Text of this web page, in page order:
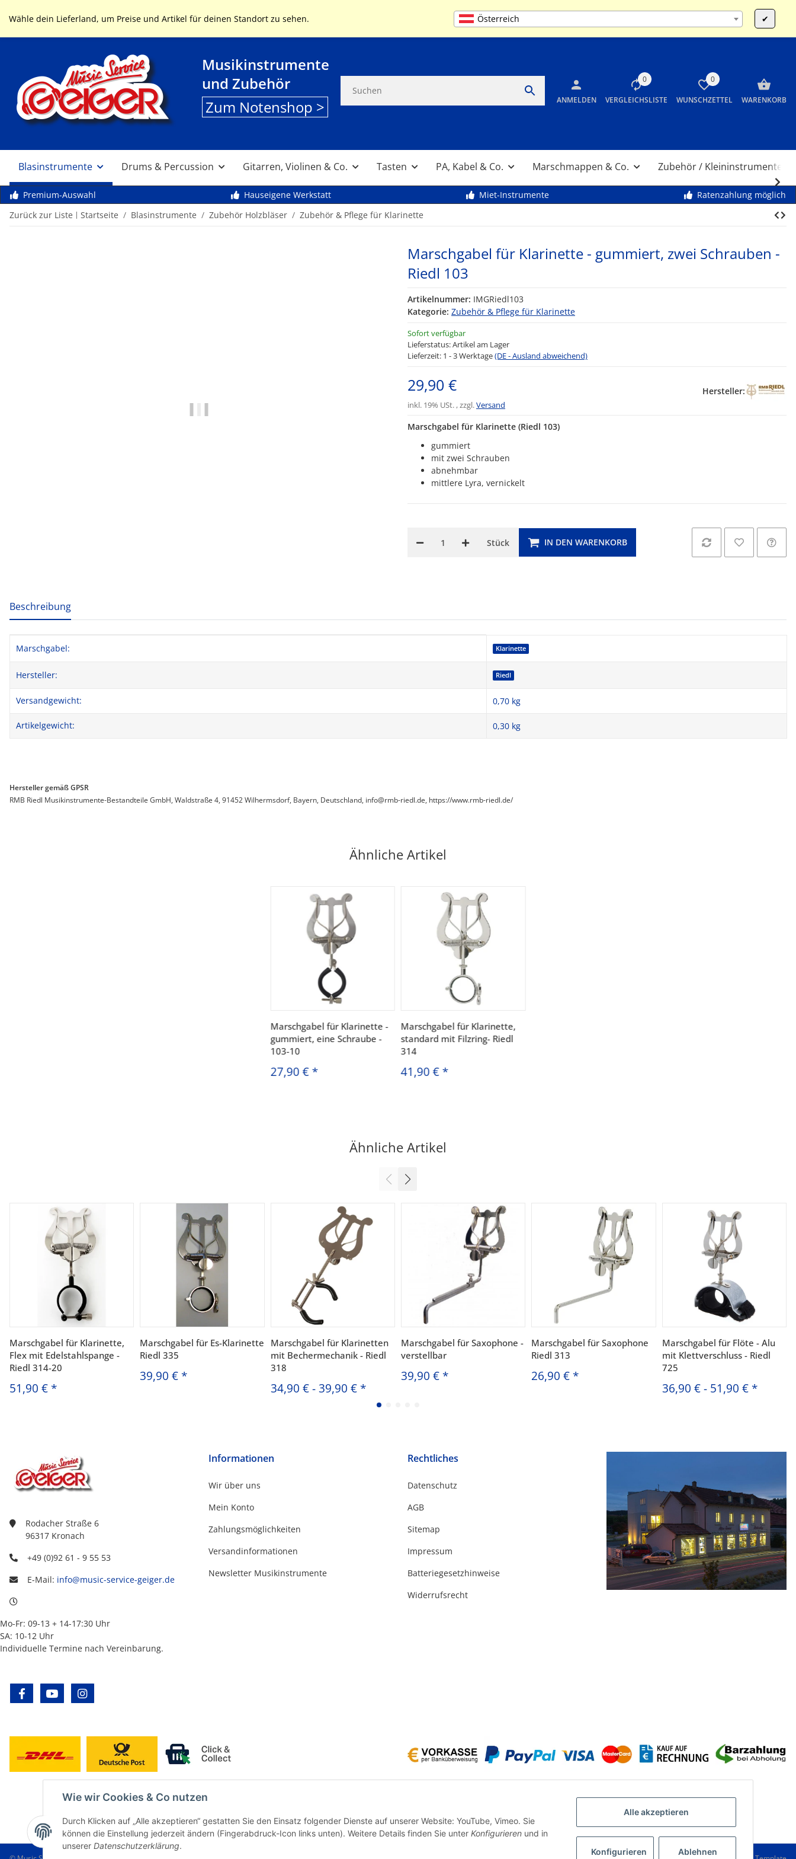
Wähle dein Lieferland, um Preise und Artikel für deinen Standort zu sehen. Österreich ✔
Wie wir Cookies & Co nutzen
Durch Klicken auf „Alle akzeptieren“ gestatten Sie den Einsatz folgender Dienste auf unserer Website: YouTube, Vimeo. Sie
können die Einstellung jederzeit ändern (Fingerabdruck-Icon links unten). Weitere Details finden Sie unter Konfigurieren und in
unserer Datenschutzerklärung.
Alle akzeptieren
Konfigurieren Ablehnen
Service & Hilfe MO-FR 9:00 bis 13:00 und 14:00 bis 17:30 Uhr SA 10:00 bis 12:00 Uhr
Musikinstrumente
und Zubehör
Zum Notenshop >
ANMELDEN
0
VERGLEICHSLISTE
0
WUNSCHZETTEL WARENKORB
Blasinstrumente Drums & Percussion Gitarren, Violinen & Co. Tasten PA, Kabel & Co. Marschmappen & Co. Zubehör / Kleininstrumente
Premium-Auswahl Hauseigene Werkstatt Miet-Instrumente
Ratenzahlung möglich
Zurück zur Liste
Startseite Blasinstrumente Zubehör Holzbläser Zubehör & Pflege für Klarinette
Marschgabel für Klarinette - gummiert, zwei Schrauben -
Riedl 103
Artikelnummer: IMGRiedl103
Kategorie: Zubehör & Pflege für Klarinette
Sofort verfügbar
Lieferstatus: Artikel am Lager
Lieferzeit: 1 - 3 Werktage(DE - Ausland abweichend)
29,90 €
inkl. 19% USt. , zzgl.Versand
Hersteller:
Marschgabel für Klarinette (Riedl 103)
gummiert
mit zwei Schrauben
abnehmbar
mittlere Lyra, vernickelt
Stück IN DEN WARENKORB
weitere Registerkarten anzeigen
Beschreibung
Produkteigenschaft
Wert
Marschgabel: Klarinette
Hersteller: Riedl
Versandgewicht: 0,70 kg
Artikelgewicht: 0,30 kg
Hersteller gemäß GPSR
RMB Riedl Musikinstrumente-Bestandteile GmbH, Waldstraße 4, 91452 Wilhermsdorf, Bayern, Deutschland, info@rmb-riedl.de, https://www.rmb-riedl.de/
Ähnliche Artikel
Marschgabel für Klarinette -
gummiert, eine Schraube -
103-10
27,90 €*
Marschgabel für Klarinette,
standard mit Filzring- Riedl
314
41,90 €*
Ähnliche Artikel
Marschgabel für Klarinette,
Flex mit Edelstahlspange -
Riedl 314-20
51,90 € *
Marschgabel für Es-Klarinette
Riedl 335
39,90 € *
Marschgabel für Klarinetten
mit Bechermechanik - Riedl
318
34,90 €-39,90 € *
Marschgabel für Saxophone -
verstellbar
39,90 € *
Marschgabel für Saxophone
Riedl 313
26,90 € *
Marschgabel für Flöte - Alu
mit Klettverschluss - Riedl
725
36,90 €- 51,90 € *
Rodacher Straße 6
96317 Kronach
+49 (0)92 61 - 9 55 53
E-Mail: info@music-service-geiger.de
Mo-Fr: 09-13 + 14-17:30 Uhr
SA: 10-12 Uhr
Individuelle Termine nach Vereinbarung.
facebookyoutube
Informationen
Wir über uns
Mein Konto
Zahlungsmöglichkeiten
Versandinformationen
Newsletter Musikinstrumente
Rechtliches
Datenschutz
AGB
Sitemap
Impressum
Batteriegesetzhinweise
Widerrufsrecht
VERTRAG WIDERRUFEN